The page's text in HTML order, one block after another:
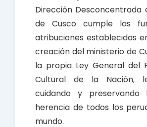
Dirección Desconcentrada
de Cusco cumple las
atribuciones establecidas
creación del ministerio de
la propia Ley General del
Cultural de la Nación,
cuidando y preservando
herencia de todos los
mundo.